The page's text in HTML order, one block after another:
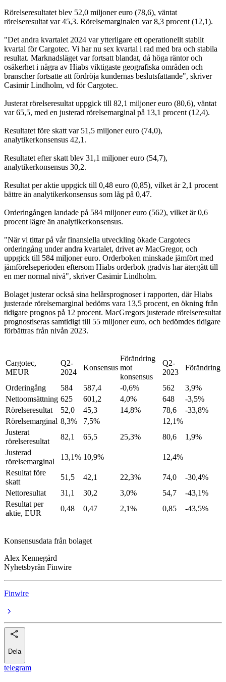
Rörelseresultatet blev 52,0 miljoner euro (78,6), väntat
rörelseresultat var 45,3. Rörelsemarginalen var 8,3 procent (12,1).
"Det andra kvartalet 2024 var ytterligare ett operationellt stabilt
kvartal för Cargotec. Vi har nu sex kvartal i rad med bra och stabila
resultat. Marknadsläget var fortsatt blandat, då höga räntor och
osäkerhet i några av Hiabs viktigaste geografiska områden och
branscher fortsatte att fördröja kundernas beslutsfattande", skriver
Casimir Lindholm, vd för Cargotec.
Justerat rörelseresultat uppgick till 82,1 miljoner euro (80,6), väntat
var 65,5, med en justerad rörelsemarginal på 13,1 procent (12,4).
Resultatet före skatt var 51,5 miljoner euro (74,0),
analytikerkonsensus 42,1.
Resultatet efter skatt blev 31,1 miljoner euro (54,7),
analytikerkonsensus 30,2.
Resultat per aktie uppgick till 0,48 euro (0,85), vilket är 2,1 procent
bättre än analytikerkonsensus som låg på 0,47.
Orderingången landade på 584 miljoner euro (562), vilket är 0,6
procent lägre än analytikerkonsensus.
"När vi tittar på vår finansiella utveckling ökade Cargotecs
orderingång under andra kvartalet, drivet av MacGregor, och
uppgick till 584 miljoner euro. Orderboken minskade jämfört med
jämförelseperioden eftersom Hiabs orderbok gradvis har återgått till
en mer normal nivå", skriver Casimir Lindholm.
Bolaget justerar också sina helårsprognoser i rapporten, där Hiabs
justerade rörelsemarginal bedöms vara 13,5 procent, en ökning från
tidigare prognos på 12 procent. MacGregors justerade rörelseresultat
prognostiseras samtidigt till 55 miljoner euro, och bedömdes tidigare
förbättras från nivån 2023.
Cargotec,
MEUR
Q2-
2024
Konsensus
Förändring
mot
konsensus
Q2-
2023
Förändring
Orderingång 584 587,4 -0,6% 562
3,9%
Nettoomsättning 625 601,2 4,0% 648
-3,5%
Rörelseresultat
52,0 45,3 14,8% 78,6
-33,8%
Rörelsemarginal 8,3% 7,5%
12,1%
Justerat
rörelseresultat
82,1 65,5 25,3% 80,6
1,9%
Justerad
rörelsemarginal
13,1% 10,9%
12,4%
Resultat före
skatt
51,5 42,1 22,3% 74,0
-30,4%
Nettoresultat
31,1 30,2 3,0% 54,7
-43,1%
Resultat per
aktie, EUR
0,48 0,47 2,1% 0,85 -43,5%
Konsensusdata från bolaget
Alex Kennegård
Nyhetsbyrån Finwire
Finwire
Dela
telegram